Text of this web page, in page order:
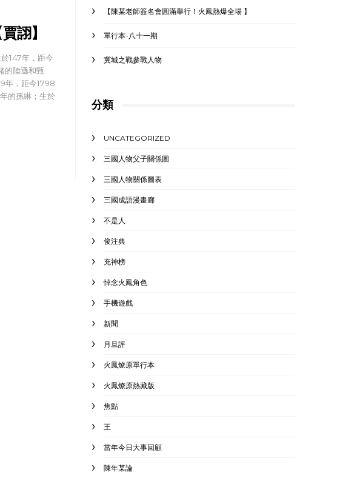
詡】
147年，距今
的陸遜和甄
年，距今1798
的孫綝；生於
【陳某老師簽名會圓滿舉行！火鳳熱爆全場 】
單行本-八十一期
冀城之戰參戰人物
分類
UNCATEGORIZED
三國人物父子關係圖
三國人物關係圖表
三國成語漫畫廊
不是人
俊注典
充神榜
悼念火鳳角色
手機遊戲
新聞
月旦評
火鳳燎原單行本
火鳳燎原熱藏版
焦點
王
當年今日大事回顧
陳年某論